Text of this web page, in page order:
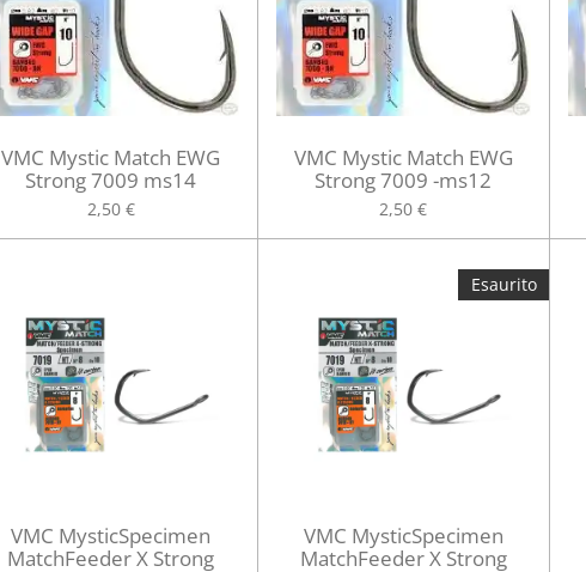
VMC Mystic Match EWG
Strong 7009 ms14
2,50 €
VMC Mystic Match EWG
Strong 7009 -ms12
2,50 €
VMC MysticSpecimen
MatchFeeder X Strong
Esaurito
VMC MysticSpecimen
MatchFeeder X Strong